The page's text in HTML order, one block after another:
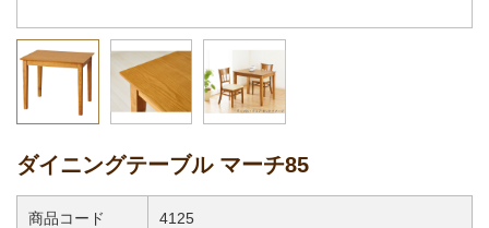
ダイニングテーブル マーチ85
商品コード 4125